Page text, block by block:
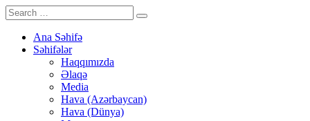
Ana Səhifə
Səhifələr
Haqqımızda
Əlaqə
Media
Hava (Azərbaycan)
Hava (Dünya)